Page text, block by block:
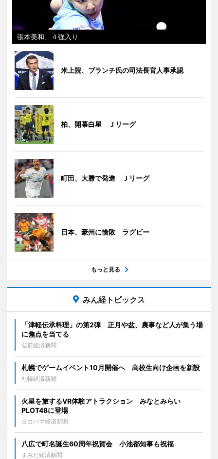
張本美和、４強入り
米上院、ブランチ氏の司法長官人事承認
柏、開幕白星 Ｊリーグ
町田、大勝で発進 Ｊリーグ
日本、豪州に惜敗 ラグビー
もっと見る
みん経トピックス
「津軽伝承料理」の第2弾 正月や盆、農事など人が集う場
に焦点を当てる
弘前経済新聞
札幌でゲームイベント10月開催へ 高校生向け企画を新設
札幌経済新聞
火星を旅するVR体験アトラクション みなとみらい
PLOT48に登場
ヨコハマ経済新聞
八広で町名誕生60周年祝賀会 小池都知事も祝福
すみだ経済新聞